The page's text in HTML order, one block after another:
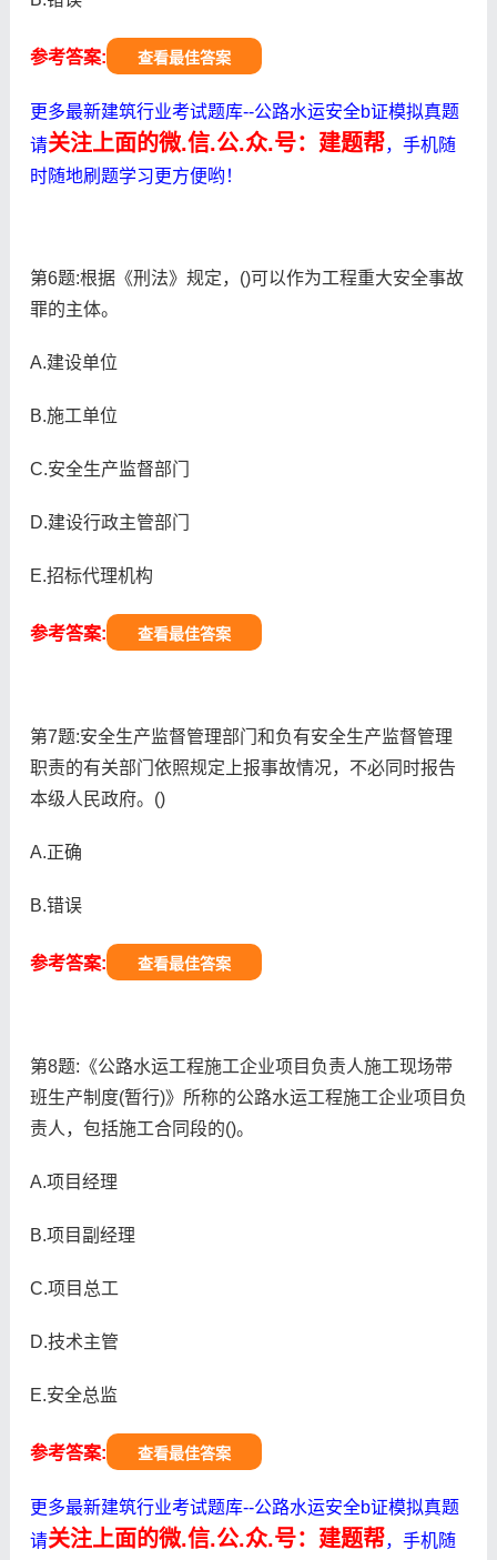
参考答案: 查看最佳答案
更多最新建筑行业考试题库--公路水运安全b证模拟真题
请关注上面的微.信.公.众.号：建题帮，手机随
时随地刷题学习更方便哟！
第6题:根据《刑法》规定，()可以作为工程重大安全事故
罪的主体。
A.建设单位
B.施工单位
C.安全生产监督部门
D.建设行政主管部门
E.招标代理机构
参考答案: 查看最佳答案
第7题:安全生产监督管理部门和负有安全生产监督管理
职责的有关部门依照规定上报事故情况，不必同时报告
本级人民政府。()
A.正确
B.错误
参考答案: 查看最佳答案
第8题:《公路水运工程施工企业项目负责人施工现场带
班生产制度(暂行)》所称的公路水运工程施工企业项目负
责人，包括施工合同段的()。
A.项目经理
B.项目副经理
C.项目总工
D.技术主管
E.安全总监
参考答案: 查看最佳答案
更多最新建筑行业考试题库--公路水运安全b证模拟真题
请关注上面的微.信.公.众.号：建题帮，手机随